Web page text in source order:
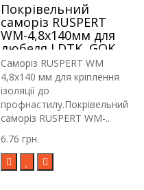
Покрівельний
саморіз RUSPERT
WM-4,8х140мм для
дюбеля LDTK, GOK,
RIF.
Саморіз RUSPERT WM
4,8х140 мм для кріплення
ізоляції до
профнастилу.Покрівельний
саморіз RUSPERT WM-..
6.76 грн.